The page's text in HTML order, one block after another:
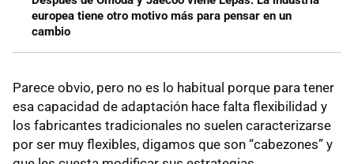
europea tiene otro motivo más para pensar en un
cambio
Parece obvio, pero no es lo habitual porque para tener
esa capacidad de adaptación hace falta flexibilidad y
los fabricantes tradicionales no suelen caracterizarse
por ser muy flexibles, digamos que son “cabezones” y